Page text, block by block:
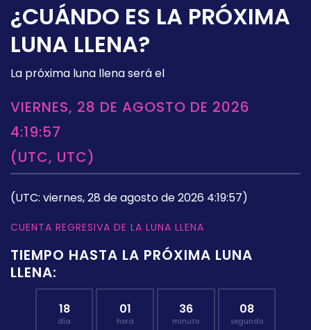
¿CUÁNDO ES LA PRÓXIMA
LUNA LLENA?
La próxima luna llena será el
VIERNES, 28 DE AGOSTO DE 2026
4:19:57
(UTC, UTC)
(UTC: viernes, 28 de agosto de 2026 4:19:57)
CUENTA REGRESIVA DE LA LUNA LLENA
TIEMPO HASTA LA PRÓXIMA LUNA
LLENA:
18
día
01
hora
36
minuto
07
segundo